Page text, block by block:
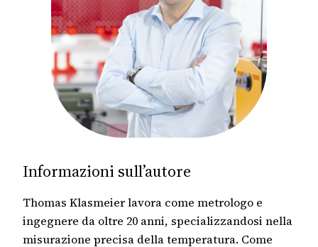
Informazioni sull’autore
Thomas Klasmeier lavora come metrologo e
ingegnere da oltre 20 anni, specializzandosi nella
misurazione precisa della temperatura. Come